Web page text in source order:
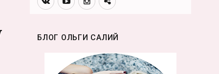
БЛОГ ОЛЬГИ САЛИЙ